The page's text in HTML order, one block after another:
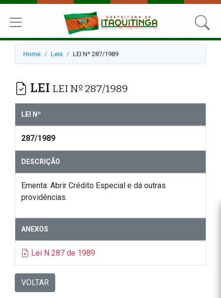
Home Leis LEI Nº 287/1989
LEI LEI Nº 287/1989
LEI Nº
287/1989
DESCRIÇÃO
Ementa: Abrir Crédito Especial e dá outras
providências.
ANEXOS
Lei N 287 de 1989
VOLTAR